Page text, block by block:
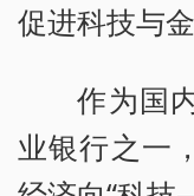
促进科技与
作为国
业银行之一